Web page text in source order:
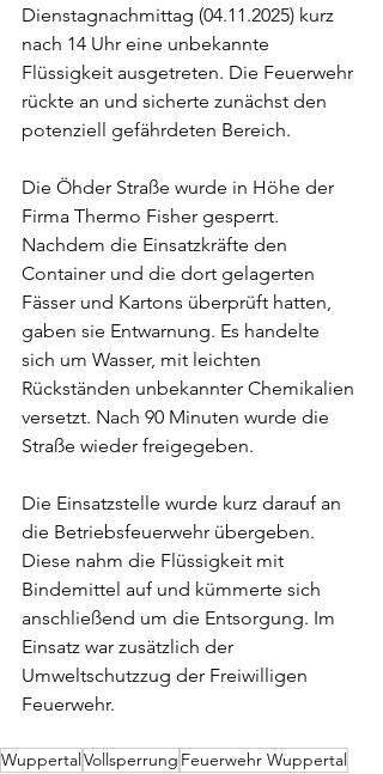
Dienstagnachmittag (04.11.2025) kurz
nach 14 Uhr eine unbekannte
Flüssigkeit ausgetreten. Die Feuerwehr
rückte an und sicherte zunächst den
potenziell gefährdeten Bereich.
Die Öhder Straße wurde in Höhe der
Firma Thermo Fisher gesperrt.
Nachdem die Einsatzkräfte den
Container und die dort gelagerten
Fässer und Kartons überprüft hatten,
gaben sie Entwarnung. Es handelte
sich um Wasser, mit leichten
Rückständen unbekannter Chemikalien
versetzt. Nach 90 Minuten wurde die
Straße wieder freigegeben.
Die Einsatzstelle wurde kurz darauf an
die Betriebsfeuerwehr übergeben.
Diese nahm die Flüssigkeit mit
Bindemittel auf und kümmerte sich
anschließend um die Entsorgung. Im
Einsatz war zusätzlich der
Umweltschutzzug der Freiwilligen
Feuerwehr.
Wuppertal Vollsperrung Feuerwehr Wuppertal